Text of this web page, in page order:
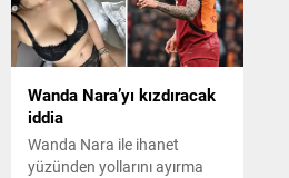
Wanda Nara’yı kızdıracak
iddia
Wanda Nara ile ihanet
yüzünden yollarını ayırma